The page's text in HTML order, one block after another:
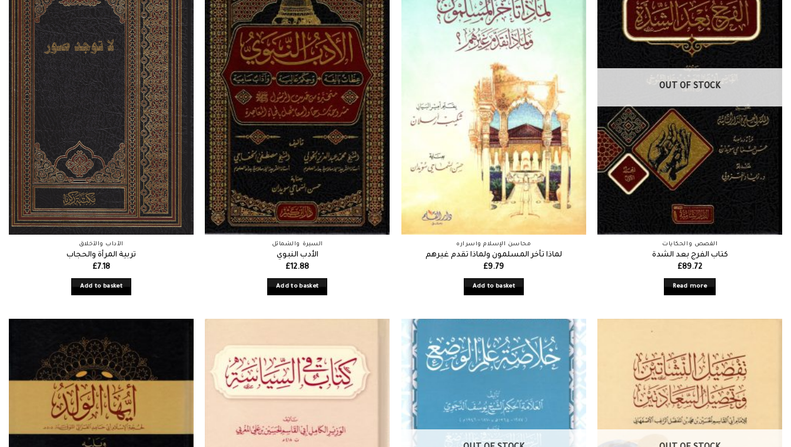
الآداب والأخلاق
تربية المرأة والحجاب
£7.18
Add to basket
السيرة والشمائل
الأدب النبوي
£12.88
Add to basket
محاسن الإسلام وأسراره
لماذا تأخر المسلمون ولماذا تقدم غيرهم
£9.79
Add to basket
OUT OF STOCK
القصص والحكايات
كتاب الفرج بعد الشدة
£89.72
Read more